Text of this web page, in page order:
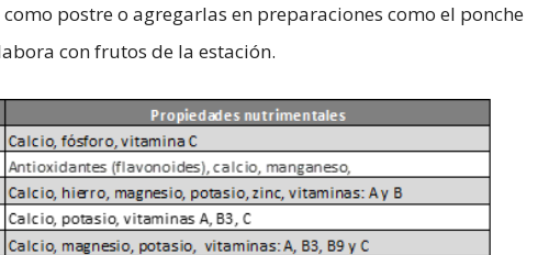
postre o agregarlas en preparaciones como el ponche
con frutos de la estación.